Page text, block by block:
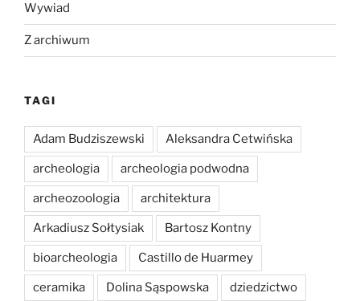
Wywiad
Z archiwum
TAGI
Adam Budziszewski Aleksandra Cetwińska
archeologia archeologia podwodna
archeozoologia architektura
Arkadiusz Sołtysiak Bartosz Kontny
bioarcheologia Castillo de Huarmey
ceramika Dolina Sąspowska dziedzictwo